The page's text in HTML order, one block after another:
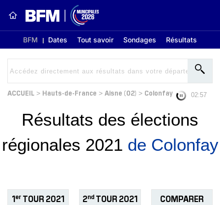
BFM Dates Tout savoir Sondages Résultats
ACCUEIL > Hauts-de-France > Aisne (02) > Colonfay 02:56
Résultats des élections
régionales 2021 de Colonfay
1er TOUR 2021 2ndTOUR 2021
COMPARER